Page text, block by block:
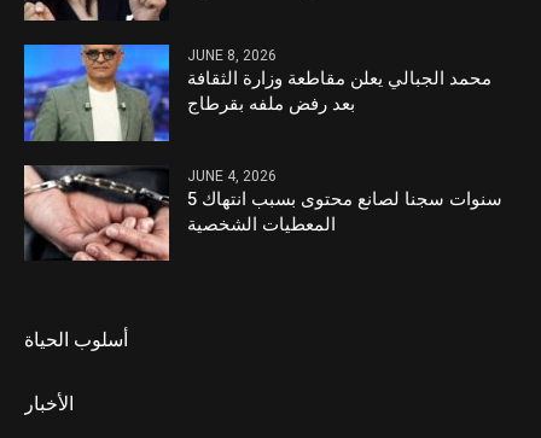
JUNE 8, 2026
محمد الجبالي يعلن مقاطعة وزارة الثقافة
بعد رفض ملفه بقرطاج
JUNE 4, 2026
5 سنوات سجنا لصانع محتوى بسبب انتهاك
المعطيات الشخصية
أسلوب الحياة
الأخبار